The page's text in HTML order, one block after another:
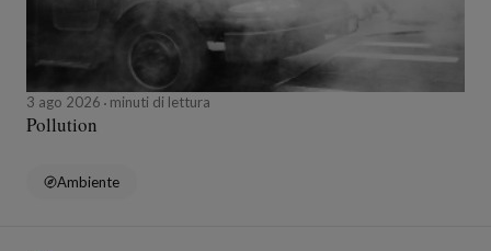
3 ago 2026 minuti di lettura
Pollution
Ambiente